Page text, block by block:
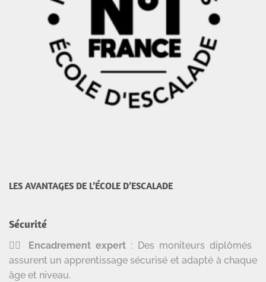
LES AVANTAGES DE L’ÉCOLE D’ESCALADE
Sécurité
🧗‍♂️ Encadrement expert : Des moniteurs diplômés
assurent un apprentissage sécurisé et adapté à chaque
âge et niveau.